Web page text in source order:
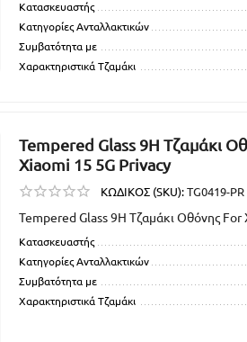
Κατασκευαστής
Κατηγορίες Ανταλλακτικών
Συμβατότητα με
Χαρακτηριστικά Τζαμάκι
Tempered Glass 9H Τζαμάκι
Xiaomi 15 5G Privacy
ΚΩΔΙΚΟΣ (SKU):TG0419-PR
Tempered Glass 9H Τζαμάκι Οθόνης
Κατασκευαστής
Κατηγορίες Ανταλλακτικών
Συμβατότητα με
Χαρακτηριστικά Τζαμάκι